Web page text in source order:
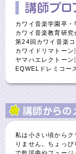
カワイ音楽学園卒
カワイ音楽教育研究
第24回カワイ音楽
カワイドリマトー
ヤマハエレクトー
EQWELドレミコー
私は小さい頃から
りません。ちょっ